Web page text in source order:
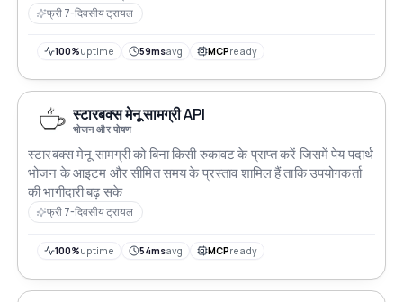
फ्री 7-दिवसीय ट्रायल
100%uptime 59msavg MCPready
स्टारबक्स मेनू सामग्री API
भोजन और पोषण
स्टारबक्स मेनू सामग्री को बिना किसी रुकावट के प्राप्त करें जिसमें पेय पदार्थ
भोजन के आइटम और सीमित समय के प्रस्ताव शामिल हैं ताकि उपयोगकर्ता
की भागीदारी बढ़ सके
फ्री 7-दिवसीय ट्रायल
100%uptime 54msavg MCPready